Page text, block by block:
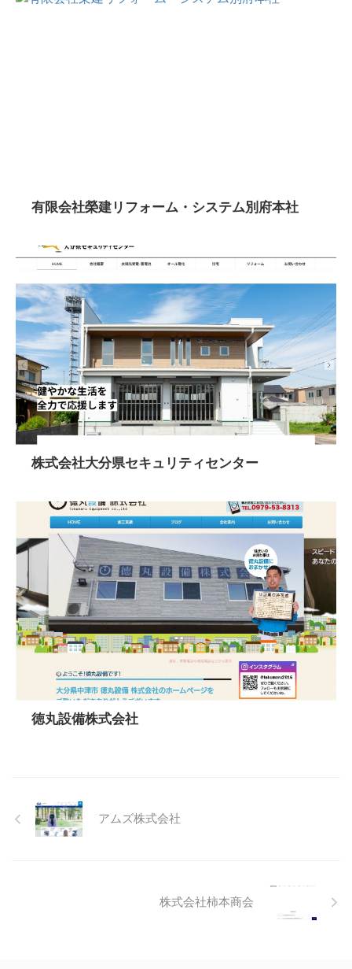
有限会社榮建リフォーム・システム別府本社
株式会社大分県セキュリティセンター
徳丸設備株式会社
アムズ株式会社
株式会社柿本商会